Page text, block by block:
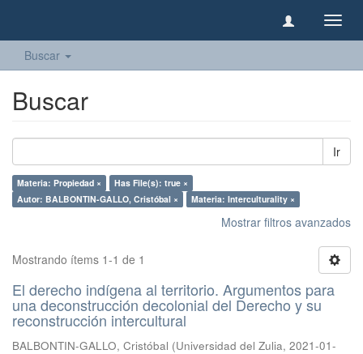
Buscar
Buscar
Ir
Materia: Propiedad ×
Has File(s): true ×
Autor: BALBONTIN-GALLO, Cristóbal ×
Materia: Interculturality ×
Mostrar filtros avanzados
Mostrando ítems 1-1 de 1
El derecho indígena al territorio. Argumentos para
una deconstrucción decolonial del Derecho y su
reconstrucción intercultural
BALBONTIN-GALLO, Cristóbal (Universidad del Zulia, 2021-01-